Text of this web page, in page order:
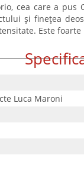
cea care a
și finețea
Este
Luca Maroni